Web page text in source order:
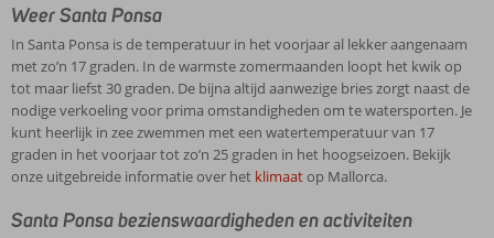
Weer Santa Ponsa
In Santa Ponsa is de temperatuur in het voorjaar al lekker aangenaam
met zo’n 17 graden. In de warmste zomermaanden loopt het kwik op
tot maar liefst 30 graden. De bijna altijd aanwezige bries zorgt naast de
nodige verkoeling voor prima omstandigheden om te watersporten. Je
kunt heerlijk in zee zwemmen met een watertemperatuur van 17
graden in het voorjaar tot zo’n 25 graden in het hoogseizoen. Bekijk
onze uitgebreide informatie over het klimaatop Mallorca.
Santa Ponsa bezienswaardigheden en activiteiten